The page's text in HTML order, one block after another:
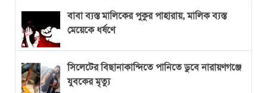
বাবা ব্যস্ত মালিকের পুকুর পাহারায়, মালিক ব্যস্ত
মেয়েকে ধর্ষণে
সিলেটের বিছানাকান্দিতে পানিতে ডুবে নারায়ণগঞ্জে
যুবকের মৃত্যু